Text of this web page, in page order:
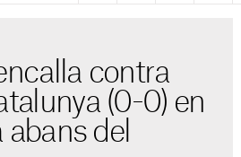
contra
(0-0) en
abans del